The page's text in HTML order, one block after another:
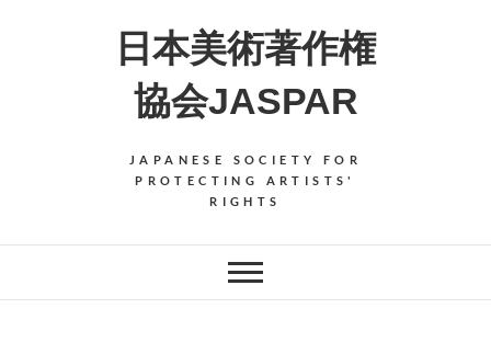
日本美術著作権
協会JASPAR
JAPANESE SOCIETY FOR
PROTECTING ARTISTS'
RIGHTS